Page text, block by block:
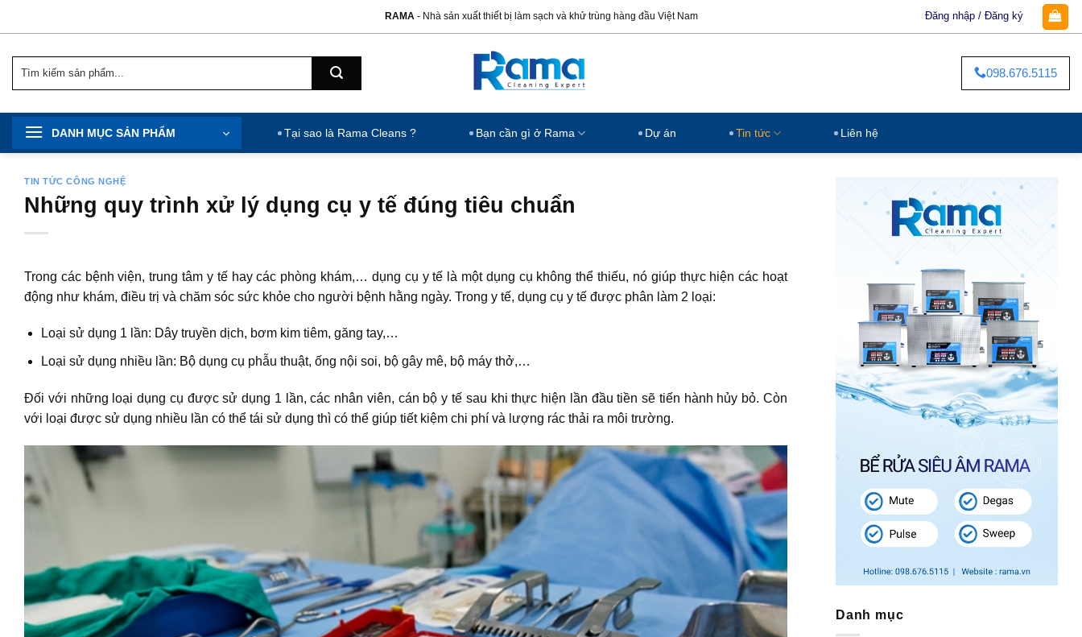
dung
RAMA- Nhà sản xuất thiết bị làm sạch và khử trùng hàng đầu Việt Nam Đăng nhập / Đăng ký
kiếm:
098.676.5115
DANH MỤC SẢN PHẨM Tại sao là Rama Cleans ? Bạn cần gì ở Rama Dự án Tin tức Liên hệ
TIN TỨC CÔNG NGHỆ
Những quy trình xử lý dụng cụ y tế đúng tiêu chuẩn
Trong các bệnh viện, trung tâm y tế hay các phòng khám,… dụng cụ y tế là một dụng cụ không thể thiếu, nó giúp thực hiện các hoạt
động như khám, điều trị và chăm sóc sức khỏe cho người bệnh hằng ngày. Trong y tế, dụng cụ y tế được phân làm 2 loại:
Loại sử dụng 1 lần: Dây truyền dịch, bơm kim tiêm, găng tay,…
Loại sử dụng nhiều lần: Bộ dụng cụ phẫu thuật, ống nội soi, bộ gây mê, bộ máy thở,…
Đối với những loại dụng cụ được sử dụng 1 lần, các nhân viên, cán bộ y tế sau khi thực hiện lần đầu tiền sẽ tiến hành hủy bỏ. Còn
với loại được sử dụng nhiều lần có thể tái sử dụng thì có thể giúp tiết kiệm chi phí và lượng rác thải ra môi trường.
Danh mục